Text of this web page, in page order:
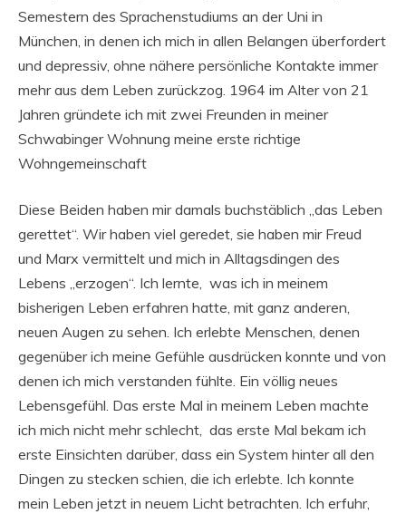
Semestern des Sprachenstudiums an der Uni in
München, in denen ich mich in allen Belangen überfordert
und depressiv, ohne nähere persönliche Kontakte immer
mehr aus dem Leben zurückzog. 1964 im Alter von 21
Jahren gründete ich mit zwei Freunden in meiner
Schwabinger Wohnung meine erste richtige
Wohngemeinschaft
Diese Beiden haben mir damals buchstäblich „das Leben
gerettet“. Wir haben viel geredet, sie haben mir Freud
und Marx vermittelt und mich in Alltagsdingen des
Lebens „erzogen“. Ich lernte, was ich in meinem
bisherigen Leben erfahren hatte, mit ganz anderen,
neuen Augen zu sehen. Ich erlebte Menschen, denen
gegenüber ich meine Gefühle ausdrücken konnte und von
denen ich mich verstanden fühlte. Ein völlig neues
Lebensgefühl. Das erste Mal in meinem Leben machte
ich mich nicht mehr schlecht, das erste Mal bekam ich
erste Einsichten darüber, dass ein System hinter all den
Dingen zu stecken schien, die ich erlebte. Ich konnte
mein Leben jetzt in neuem Licht betrachten. Ich erfuhr,